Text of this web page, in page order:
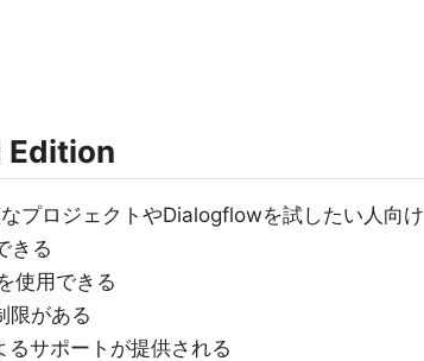
Edition
プロジェクトやDialogflowを試したい人向け
きる
使用できる
限がある
るサポートが提供される